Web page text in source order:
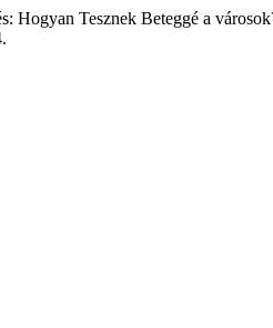
Hogyan Tesznek Beteggé a